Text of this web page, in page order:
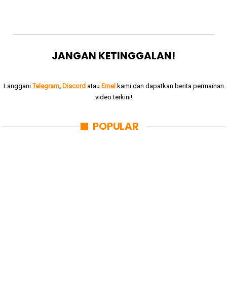
JANGAN KETINGGALAN!
LangganiTelegram, Discordatau Emel kami dan dapatkan berita permainan
video terkini!
POPULAR